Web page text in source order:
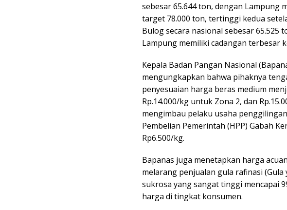
sebesar 65.644 ton, dengan Lampung
target 78.000 ton, tertinggi kedua
Bulog secara nasional sebesar 65.525
Lampung memiliki cadangan terbesar
Kepala Badan Pangan Nasional
mengungkapkan bahwa pihaknya
penyesuaian harga beras medium
Rp.14.000/kg untuk Zona 2, dan
mengimbau pelaku usaha
Pembelian Pemerintah (HPP) Gabah
Rp6.500/kg.
Bapanas juga menetapkan harga
melarang penjualan gula rafinasi
sukrosa yang sangat tinggi mencapai
harga di tingkat konsumen.